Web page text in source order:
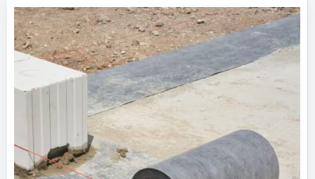
Produktdaten
Ausschreibungstexte
CAD-Details
Architekturobjekte